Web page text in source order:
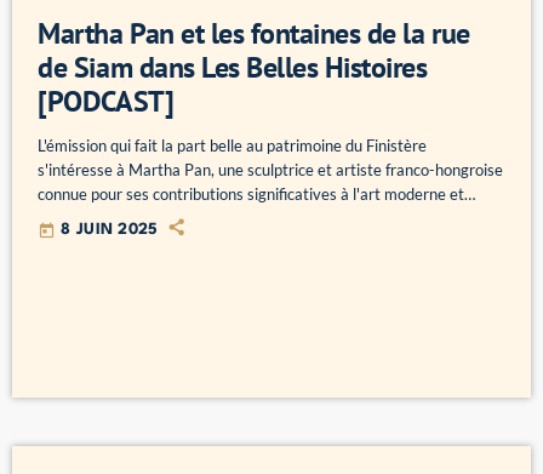
Martha Pan et les fontaines de la rue
de Siam dans Les Belles Histoires
[PODCAST]
L'émission qui fait la part belle au patrimoine du Finistère
s'intéresse à Martha Pan, une sculptrice et artiste franco-hongroise
connue pour ses contributions significatives à l'art moderne et
contemporain. Elle est particulièrement célèbre pour ses sculptures
abstraites et ses installations artistiques. Et notamment pour les
today 8 JUIN 2025